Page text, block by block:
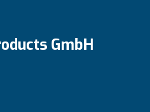
GmbH